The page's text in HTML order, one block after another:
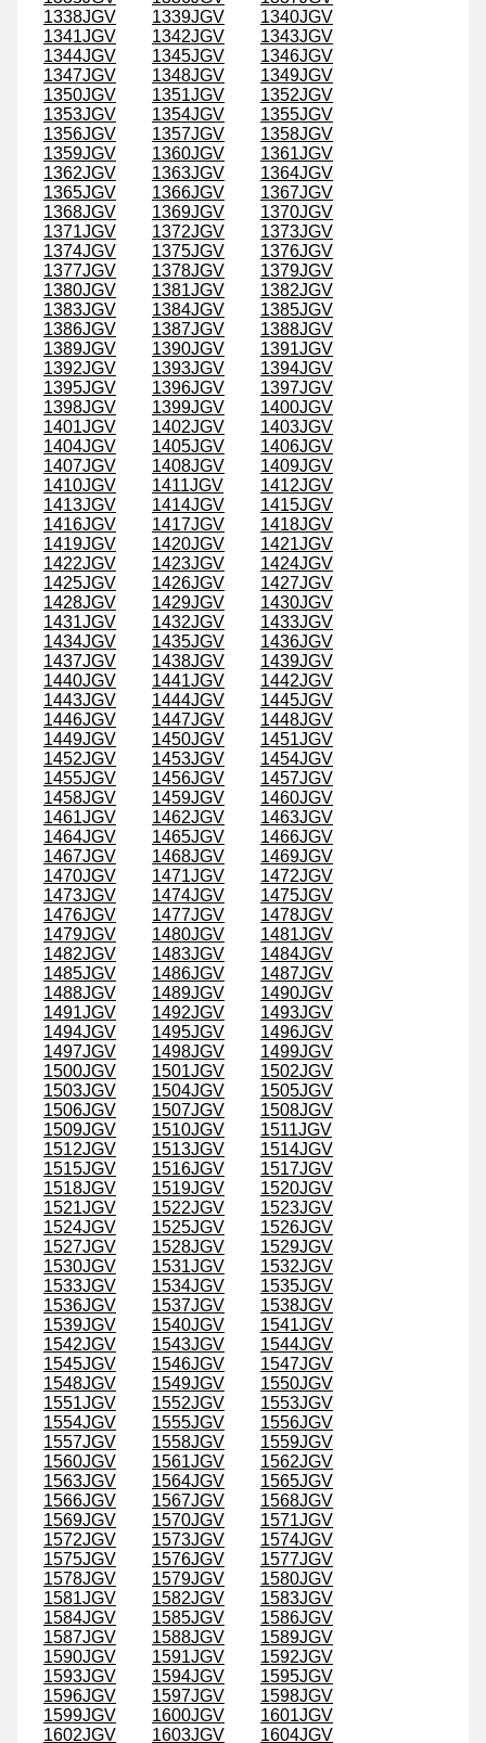
1338JGV
1339JGV
1340JGV
1341JGV
1342JGV
1343JGV
1344JGV
1345JGV
1346JGV
1347JGV
1348JGV
1349JGV
1350JGV
1351JGV
1352JGV
1353JGV
1354JGV
1355JGV
1356JGV
1357JGV
1358JGV
1359JGV
1360JGV
1361JGV
1362JGV
1363JGV
1364JGV
1365JGV
1366JGV
1367JGV
1368JGV
1369JGV
1370JGV
1371JGV
1372JGV
1373JGV
1374JGV
1375JGV
1376JGV
1377JGV
1378JGV
1379JGV
1380JGV
1381JGV
1382JGV
1383JGV
1384JGV
1385JGV
1386JGV
1387JGV
1388JGV
1389JGV
1390JGV
1391JGV
1392JGV
1393JGV
1394JGV
1395JGV
1396JGV
1397JGV
1398JGV
1399JGV
1400JGV
1401JGV
1402JGV
1403JGV
1404JGV
1405JGV
1406JGV
1407JGV
1408JGV
1409JGV
1410JGV
1411JGV
1412JGV
1413JGV
1414JGV
1415JGV
1416JGV
1417JGV
1418JGV
1419JGV
1420JGV
1421JGV
1422JGV
1423JGV
1424JGV
1425JGV
1426JGV
1427JGV
1428JGV
1429JGV
1430JGV
1431JGV
1432JGV
1433JGV
1434JGV
1435JGV
1436JGV
1437JGV
1438JGV
1439JGV
1440JGV
1441JGV
1442JGV
1443JGV
1444JGV
1445JGV
1446JGV
1447JGV
1448JGV
1449JGV
1450JGV
1451JGV
1452JGV
1453JGV
1454JGV
1455JGV
1456JGV
1457JGV
1458JGV
1459JGV
1460JGV
1461JGV
1462JGV
1463JGV
1464JGV
1465JGV
1466JGV
1467JGV
1468JGV
1469JGV
1470JGV
1471JGV
1472JGV
1473JGV
1474JGV
1475JGV
1476JGV
1477JGV
1478JGV
1479JGV
1480JGV
1481JGV
1482JGV
1483JGV
1484JGV
1485JGV
1486JGV
1487JGV
1488JGV
1489JGV
1490JGV
1491JGV
1492JGV
1493JGV
1494JGV
1495JGV
1496JGV
1497JGV
1498JGV
1499JGV
1500JGV
1501JGV
1502JGV
1503JGV
1504JGV
1505JGV
1506JGV
1507JGV
1508JGV
1509JGV
1510JGV
1511JGV
1512JGV
1513JGV
1514JGV
1515JGV
1516JGV
1517JGV
1518JGV
1519JGV
1520JGV
1521JGV
1522JGV
1523JGV
1524JGV
1525JGV
1526JGV
1527JGV
1528JGV
1529JGV
1530JGV
1531JGV
1532JGV
1533JGV
1534JGV
1535JGV
1536JGV
1537JGV
1538JGV
1539JGV
1540JGV
1541JGV
1542JGV
1543JGV
1544JGV
1545JGV
1546JGV
1547JGV
1548JGV
1549JGV
1550JGV
1551JGV
1552JGV
1553JGV
1554JGV
1555JGV
1556JGV
1557JGV
1558JGV
1559JGV
1560JGV
1561JGV
1562JGV
1563JGV
1564JGV
1565JGV
1566JGV
1567JGV
1568JGV
1569JGV
1570JGV
1571JGV
1572JGV
1573JGV
1574JGV
1575JGV
1576JGV
1577JGV
1578JGV
1579JGV
1580JGV
1581JGV
1582JGV
1583JGV
1584JGV
1585JGV
1586JGV
1587JGV
1588JGV
1589JGV
1590JGV
1591JGV
1592JGV
1593JGV
1594JGV
1595JGV
1596JGV
1597JGV
1598JGV
1599JGV
1600JGV
1601JGV
1602JGV
1603JGV
1604JGV